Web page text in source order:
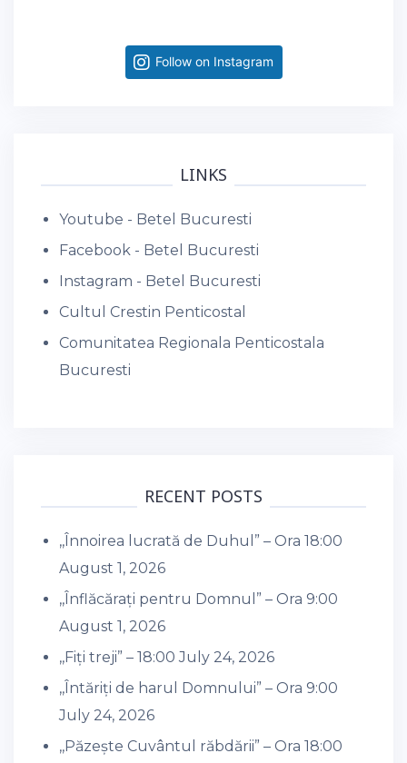
Follow on Instagram
LINKS
Youtube - Betel Bucuresti
Facebook - Betel Bucuresti
Instagram - Betel Bucuresti
Cultul Crestin Penticostal
Comunitatea Regionala Penticostala
Bucuresti
RECENT POSTS
,,Înnoirea lucrată de Duhul” – Ora 18:00
August 1, 2026
,,Înflăcărați pentru Domnul” – Ora 9:00
August 1, 2026
,,Fiți treji” – 18:00 July 24, 2026
,,Întăriți de harul Domnului” – Ora 9:00
July 24, 2026
,,Păzește Cuvântul răbdării” – Ora 18:00